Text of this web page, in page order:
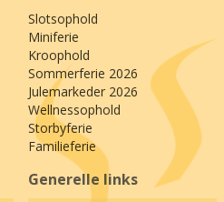
Slotsophold
Miniferie
Kroophold
Sommerferie 2026
Julemarkeder 2026
Wellnessophold
Storbyferie
Familieferie
Generelle links